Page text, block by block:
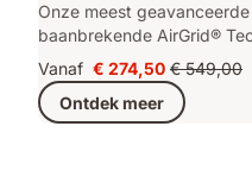
Onze meest
baanbrekende AirGrid®
Vanaf Prijs
€ 274,50
€ 274,50
prijs
€ 549,00
€ 549,00
Ontdek meer